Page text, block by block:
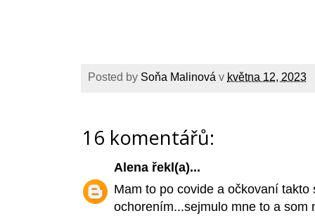
Posted by Soňa Malinová v května 12, 2023
16 komentářů:
Alena řekl(a)...
Mam to po covide a očkovaní
ochorením...sejmulo mne to a som